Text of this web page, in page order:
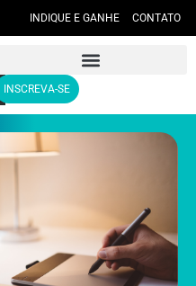
INDIQUE E GANHE CONTATO
INSCREVA-SE